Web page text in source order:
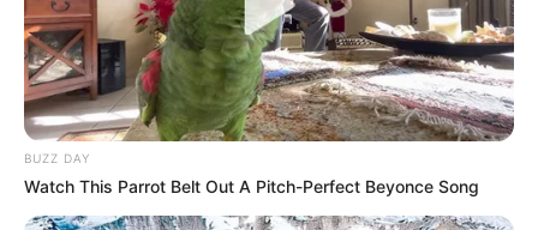
BUZZ DAY
Watch This Parrot Belt Out A Pitch-Perfect Beyonce Song